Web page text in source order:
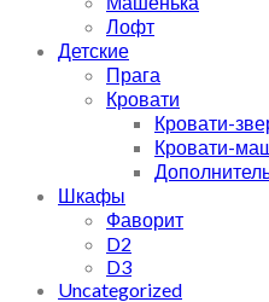
Лофт
Детские
Прага
Кровати
Кровати-
Кровати-
Шкафы
Фаворит
D2
D3
Uncategorized